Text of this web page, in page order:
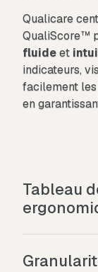
Qualicare
QualiScore™
fluideet
indicateurs,
facilement
en
Tableau
performance.